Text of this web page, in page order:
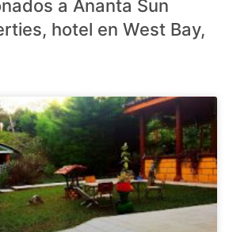
a Ananta Sun
hotel en West Bay,